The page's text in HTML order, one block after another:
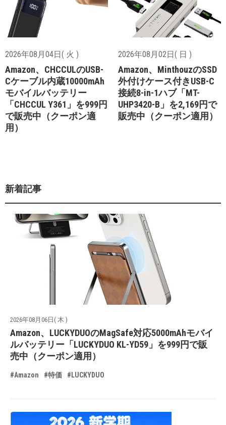
2026年08月04日( 火 )
Amazon、CHCCULのUSB-
Cケーブル内蔵10000mAh
モバイルバッテリー
「CHCCUL Y361」を999円
で販売中（クーポン適
用）
2026年08月02日( 日 )
Amazon、MinthouzのSSD
外付けケース付きUSB-C
接続8-in-1ハブ「MT-
UHP3420-B」を2,169円で
販売中（クーポン適用）
新着記事
2026年08月06日( 木 )
Amazon、LUCKYDUOのMagSafe対応5000mAhモバイ
ルバッテリー「LUCKYDUO KL-YD59」を999円で販
売中（クーポン適用）
#Amazon #特価 #LUCKYDUO